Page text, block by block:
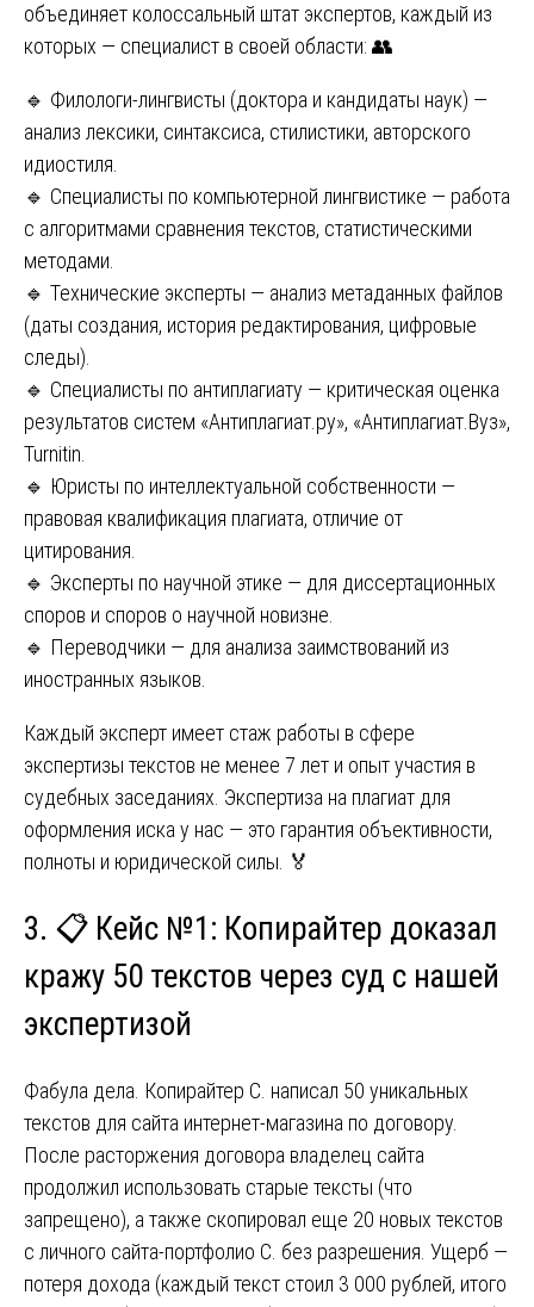
объединяет колоссальный штат экспертов, каждый из
которых — специалист в своей области: 👥
🔹 Филологи-лингвисты (доктора и кандидаты наук) —
анализ лексики, синтаксиса, стилистики, авторского
идиостиля.
🔹 Специалисты по компьютерной лингвистике — работа
с алгоритмами сравнения текстов, статистическими
методами.
🔹 Технические эксперты — анализ метаданных файлов
(даты создания, история редактирования, цифровые
следы).
🔹 Специалисты по антиплагиату — критическая оценка
результатов систем «Антиплагиат.ру», «Антиплагиат.Вуз»,
Turnitin.
🔹 Юристы по интеллектуальной собственности —
правовая квалификация плагиата, отличие от
цитирования.
🔹 Эксперты по научной этике — для диссертационных
споров и споров о научной новизне.
🔹 Переводчики — для анализа заимствований из
иностранных языков.
Каждый эксперт имеет стаж работы в сфере
экспертизы текстов не менее 7 лет и опыт участия в
судебных заседаниях. Экспертиза на плагиат для
оформления иска у нас — это гарантия объективности,
полноты и юридической силы. 🏅
3. 📋 Кейс №1: Копирайтер доказал
кражу 50 текстов через суд с нашей
экспертизой
Фабула дела. Копирайтер С. написал 50 уникальных
текстов для сайта интернет-магазина по договору.
После расторжения договора владелец сайта
продолжил использовать старые тексты (что
запрещено), а также скопировал еще 20 новых текстов
с личного сайта-портфолио С. без разрешения. Ущерб —
потеря дохода (каждый текст стоил 3 000 рублей, итого